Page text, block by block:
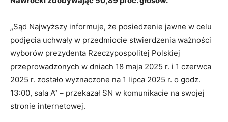
„Sąd Najwyższy informuje, że posiedzenie jawne w celu
podjęcia uchwały w przedmiocie stwierdzenia ważności
wyborów prezydenta Rzeczypospolitej Polskiej
przeprowadzonych w dniach 18 maja 2025 r. i 1 czerwca
2025 r. zostało wyznaczone na 1 lipca 2025 r. o godz.
13:00, sala A” – przekazał SN w komunikacie na swojej
stronie internetowej.